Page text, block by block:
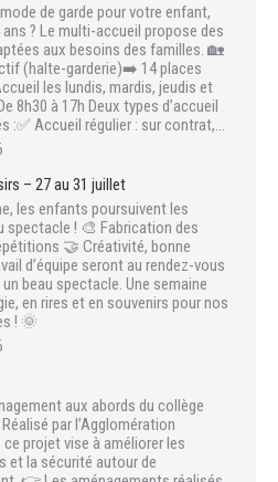
de garde pour votre enfant,
? Le multi-accueil propose des
aux besoins des familles. 🏡
(halte-garderie)➡️ 14 places
les lundis, mardis, jeudis et
8h30 à 17h Deux types d’accueil
:✅ Accueil régulier : sur contrat,…
– 27 au 31 juillet
les enfants poursuivent les
spectacle ! 🎨 Fabrication des
🤝 Créativité, bonne
d’équipe seront au rendez-vous
beau spectacle. Une semaine
en rires et en souvenirs pour nos
! 🌞
aux abords du collège
par l’Agglomération
projet vise à améliorer les
et la sécurité autour de